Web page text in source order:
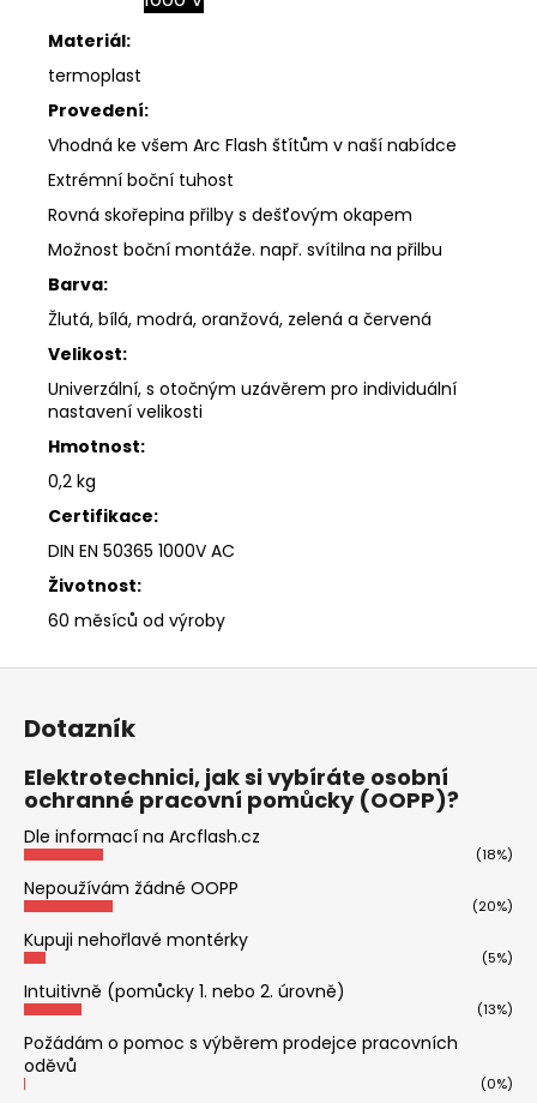
Materiál:
termoplast
Provedení:
Vhodná ke všem Arc Flash štítům v naší nabídce
Extrémní boční tuhost
Rovná skořepina přilby s dešťovým okapem
Možnost boční montáže. např. svítilna na přilbu
Barva:
Žlutá, bílá, modrá, oranžová, zelená a červená
Velikost:
Univerzální, s otočným uzávěrem pro individuální
nastavení velikosti
Hmotnost:
0,2 kg
Certifikace:
DIN EN 50365 1000V AC
Životnost:
60 měsíců od výroby
Z
Dotazník
Elektrotechnici, jak si vybíráte osobní
ochranné pracovní pomůcky (OOPP)?
Dle informací na Arcflash.cz
(18%)
Nepoužívám žádné OOPP
(20%)
Kupuji nehořlavé montérky
(5%)
Intuitivně (pomůcky 1. nebo 2. úrovně)
(13%)
Požádám o pomoc s výběrem prodejce pracovních
oděvů
(0%)